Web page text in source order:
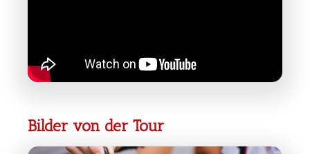
Bilder von der Tour